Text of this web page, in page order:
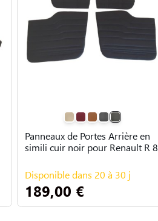
Panneaux de Portes Arrière en
simili cuir noir pour Renault R 8
Disponible dans 20 à 30 j
189,00 €